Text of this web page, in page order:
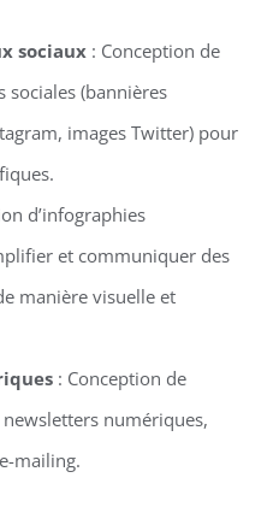
sociaux: Conception de
sociales (bannières
images Twitter) pour
d’infographies
et communiquer des
manière visuelle et
: Conception de
numériques,
mailing.